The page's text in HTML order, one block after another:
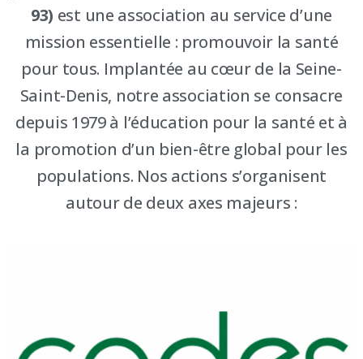
93) est une association au service d’une
mission essentielle : promouvoir la santé
pour tous. Implantée au cœur de la Seine-
Saint-Denis, notre association se consacre
depuis 1979 à l’éducation pour la santé et à
la promotion d’un bien-être global pour les
populations. Nos actions s’organisent
autour de deux axes majeurs :